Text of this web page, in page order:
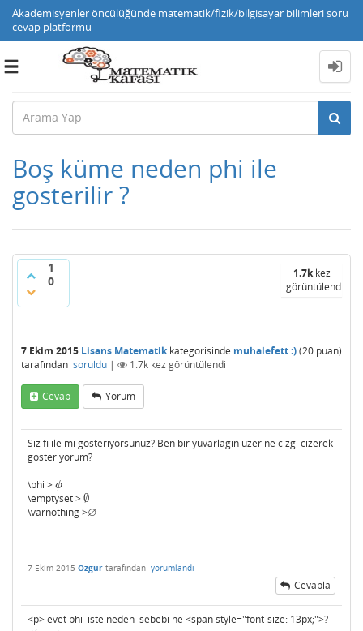
Akademisyenler öncülüğünde matematik/fizik/bilgisayar bilimleri soru
cevap platformu
Toggle
Boş küme neden phi ile
gosterilir ?
1
0
1.7kkez
görüntülendi
7 Ekim 2015 Lisans Matematikkategorisinde muhalefett :)(20 puan)
tarafından soruldu | 1.7k kez görüntülendi
Cevap Yorum
Siz fi ile mi gosteriyorsunuz? Ben bir yuvarlagin uzerine cizgi cizerek
gosteriyorum?
\phi > ϕ
ϕ
\emptyset >∅
∅
\varnothing >∅
∅
7 Ekim 2015 Ozgur tarafından yorumlandı
Cevapla
<p> evet phi iste neden sebebi ne <span style="font-size: 13px;">?